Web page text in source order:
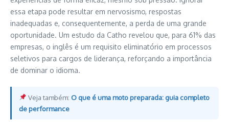
essa etapa pode resultar em nervosismo, respostas
inadequadas e, consequentemente, a perda de uma grande
oportunidade. Um estudo da Catho revelou que, para 61% das
empresas, o inglês é um requisito eliminatório em processos
seletivos para cargos de liderança, reforçando a importância
de dominar o idioma.
Veja também:O que é uma moto preparada: guia completo
de performance